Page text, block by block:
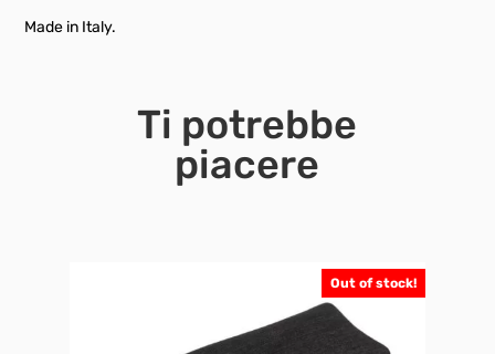
Made in Italy.
Ti potrebbe
piacere
Out of stock!